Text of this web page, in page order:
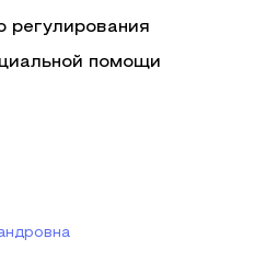
регулирования
помощи